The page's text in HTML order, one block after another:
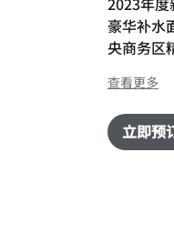
豪华补水
央商务区
查看更多
立即预